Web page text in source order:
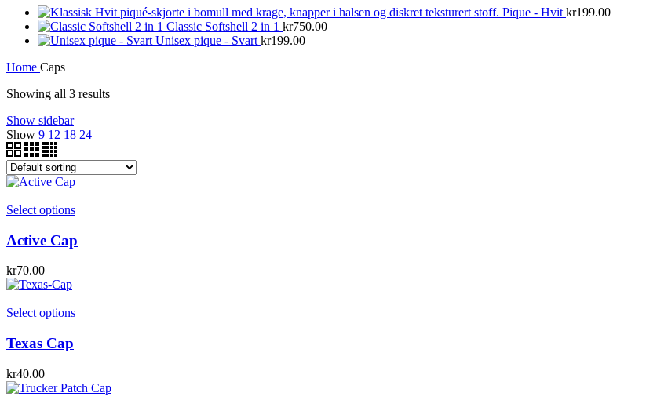
Pique - Hvit kr199.00
Classic Softshell 2 in 1 kr750.00
Unisex pique - Svart kr199.00
Home Caps
Showing all 3 results
Show sidebar
Show 9 12 18 24
Select options
Active Cap
kr70.00
Select options
Texas Cap
kr40.00